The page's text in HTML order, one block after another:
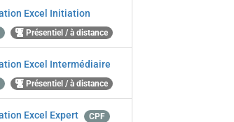
Excel Initiation
Présentiel / à distance
Excel Intermédiaire
Présentiel / à distance
Excel Expert
CPF